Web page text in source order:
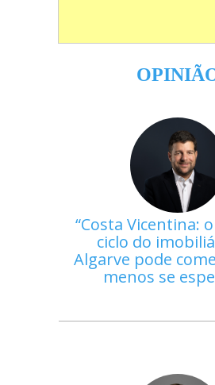
Costa Vicentina:
ciclo do
Algarve pode
menos se